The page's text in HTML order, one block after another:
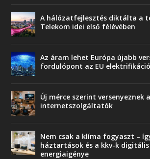
A hálózatfejlesztés diktálta a
Telekom idei első félévében
Az áram lehet Európa újabb
fordulópont az EU
Új mérce szerint versenyeznek
internetszolgáltatók
Nem csak a klíma fogyaszt –
háztartások és a kkv-k digitális
energiaigénye